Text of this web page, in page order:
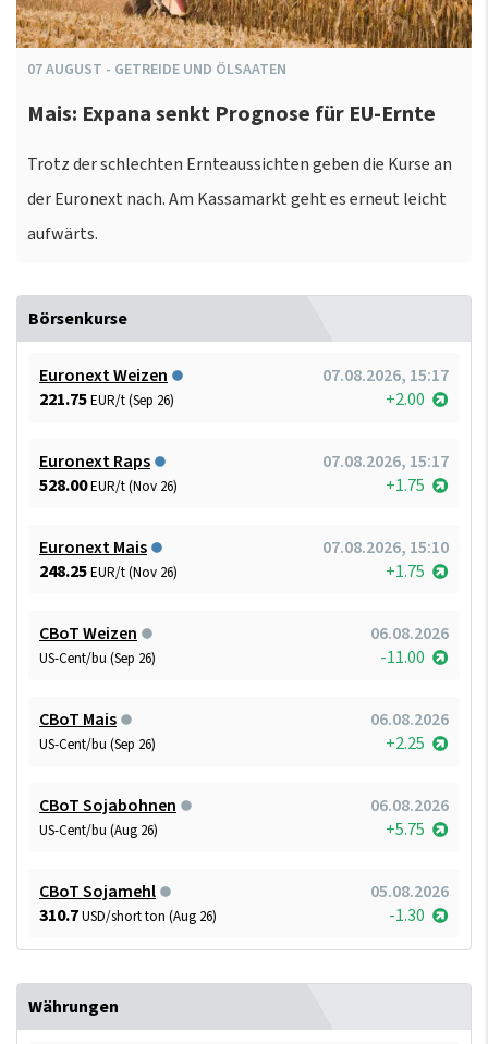
07AUGUST - GETREIDE UND ÖLSAATEN
Mais: Expana senkt Prognose für EU-Ernte
Trotz der schlechten Ernteaussichten geben die Kurse an
der Euronext nach. Am Kassamarkt geht es erneut leicht
aufwärts.
Börsenkurse
Euronext Weizen
07.08.2026, 15:17
221.75EUR/t (Sep 26) +2.00
Euronext Raps
07.08.2026, 15:17
528.00EUR/t (Nov 26) +1.75
Euronext Mais
07.08.2026, 15:10
248.25EUR/t (Nov 26) +1.75
CBoT Weizen 06.08.2026
US-Cent/bu (Sep 26) -11.00
CBoT Mais 06.08.2026
US-Cent/bu (Sep 26) +2.25
CBoT Sojabohnen 06.08.2026
US-Cent/bu (Aug 26) +5.75
CBoT Sojamehl
05.08.2026
310.7USD/short ton (Aug 26) -1.30
Währungen